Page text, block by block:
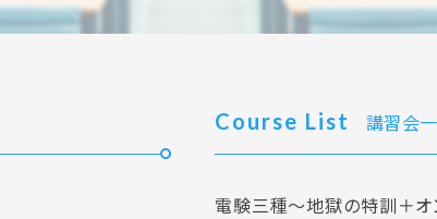
Course List 講習会
電験三種～地獄の特訓＋オ